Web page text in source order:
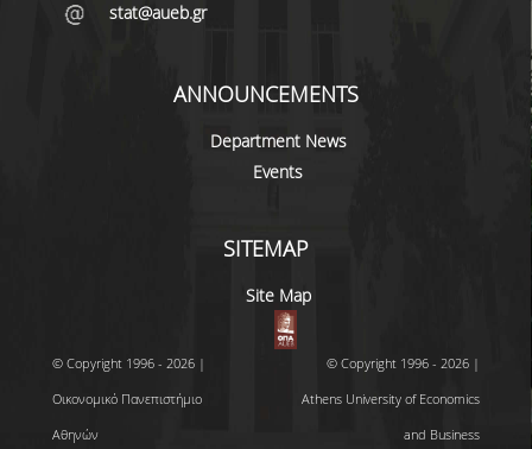
RESIDENT FACULTY MEMBERS
ADMINISTRATIVE STAFF
POST DOC RESEARCHERS
HONORARY MEMBERS
FACULTY OFFICE HOURS
stat@aueb.gr
ANNOUNCEMENTS
Department News
Events
SITEMAP
Site Map
© Copyright 1996 - 2026 |
Οικονομικό Πανεπιστήμιο
Αθηνών
© Copyright 1996 - 2026 |
Athens University of Economics
and Business